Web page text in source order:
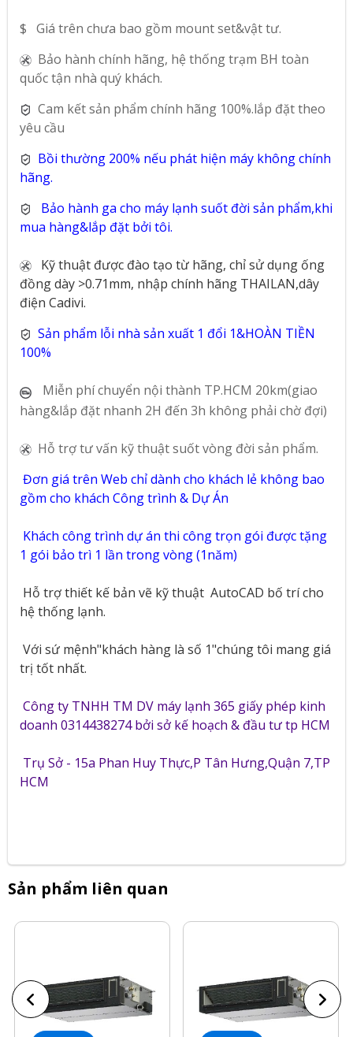
$ Giá trên chưa bao gồm mount set&vật tư.
Bảo hành chính hãng, hệ thống trạm BH toàn
quốc tận nhà quý khách.
Cam kết sản phẩm chính hãng 100%.lắp đặt theo
yêu cầu
Bồi thường 200% nếu phát hiện máy không chính
hãng.
Bảo hành ga cho máy lạnh suốt đời sản phẩm,khi
mua hàng&lắp đặt bởi tôi.
Kỹ thuật được đào tạo từ hãng, chỉ sử dụng ống
đồng dày >0.71mm, nhập chính hãng THAILAN,dây
điện Cadivi.
Sản phẩm lỗi nhà sản xuất 1 đổi 1&HOÀN TIỀN
100%
Miễn phí chuyển nội thành TP.HCM 20km(giao
hàng&lắp đặt nhanh 2H đến 3h không phải chờ đợi)
Hỗ trợ tư vấn kỹ thuật suốt vòng đời sản phẩm.
Đơn giá trên Web chỉ dành cho khách lẻ không bao
gồm cho khách Công trình & Dự Án
Khách công trình dự án thi công trọn gói được tặng
1 gói bảo trì 1 lần trong vòng (1năm)
Hỗ trợ thiết kế bản vẽ kỹ thuật AutoCAD bố trí cho
hệ thống lạnh.
Với sứ mệnh"khách hàng là số 1"chúng tôi mang giá
trị tốt nhất.
Công ty TNHH TM DV máy lạnh 365 giấy phép kinh
doanh 0314438274 bởi sở kế hoạch & đầu tư tp HCM
Trụ Sở - 15a Phan Huy Thực,P Tân Hưng,Quận 7,TP
HCM
Sản phẩm liên quan